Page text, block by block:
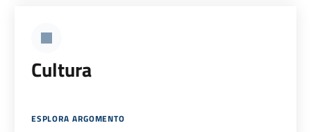
Cultura
ESPLORA ARGOMENTO